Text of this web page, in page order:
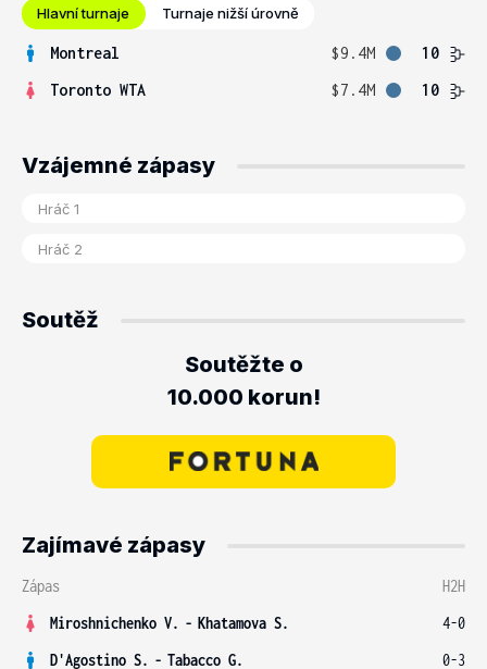
Hlavní turnaje Turnaje nižší úrovně
Montreal $9.4M
10
Toronto WTA
$7.4M 10
Vzájemné zápasy
Soutěž
Soutěžte o
10.000 korun!
Zajímavé zápasy
Zápas
H2H
Miroshnichenko V. - Khatamova S.
4-0
D'Agostino S. - Tabacco G.
0-3